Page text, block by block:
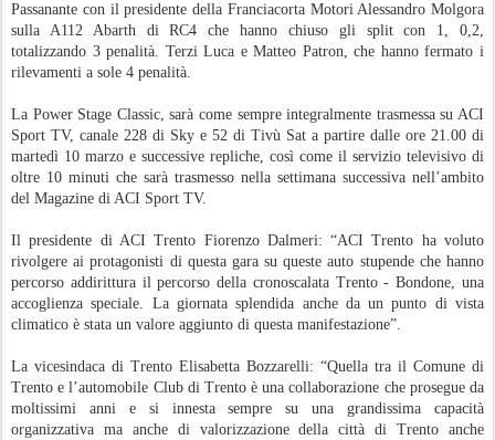
Passanante con il presidente della Franciacorta Motori Alessandro Molgora
sulla A112 Abarth di RC4 che hanno chiuso gli split con 1, 0,2,
totalizzando 3 penalità. Terzi Luca e Matteo Patron, che hanno fermato i
rilevamenti a sole 4 penalità.
La Power Stage Classic, sarà come sempre integralmente trasmessa su ACI
Sport TV, canale 228 di Sky e 52 di Tivù Sat a partire dalle ore 21.00 di
martedì 10 marzo e successive repliche, così come il servizio televisivo di
oltre 10 minuti che sarà trasmesso nella settimana successiva nell’ambito
del Magazine di ACI Sport TV.
Il presidente di ACI Trento Fiorenzo Dalmeri: “ACI Trento ha voluto
rivolgere ai protagonisti di questa gara su queste auto stupende che hanno
percorso addirittura il percorso della cronoscalata Trento - Bondone, una
accoglienza speciale. La giornata splendida anche da un punto di vista
climatico è stata un valore aggiunto di questa manifestazione”.
La vicesindaca di Trento Elisabetta Bozzarelli: “Quella tra il Comune di
Trento e l’automobile Club di Trento è una collaborazione che prosegue da
moltissimi anni e si innesta sempre su una grandissima capacità
organizzativa ma anche di valorizzazione della città di Trento anche